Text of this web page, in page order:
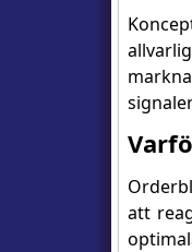
att